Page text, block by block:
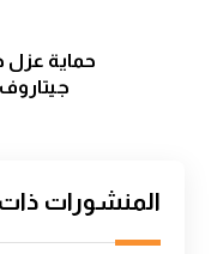
حماية عزل
جيتاروف-94030470/
المنشورات